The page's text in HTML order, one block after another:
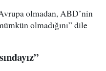
olmadan, ABD’nin
olmadığını” dile